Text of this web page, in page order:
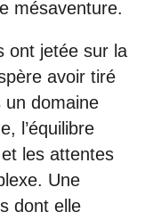
mésaventure.
ont jetée sur la
avoir tiré
un domaine
l’équilibre
les attentes
Une
dont elle